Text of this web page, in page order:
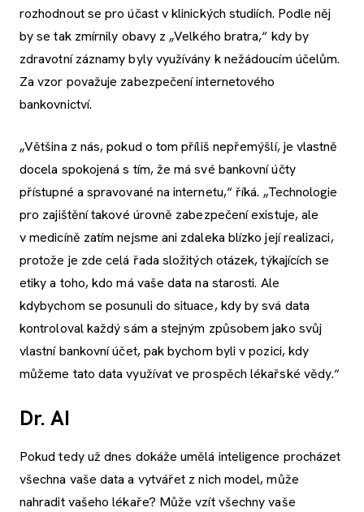
rozhodnout se pro účast v klinických studiích. Podle něj
by se tak zmírnily obavy z „Velkého bratra,“ kdy by
zdravotní záznamy byly využívány k nežádoucím účelům.
Za vzor považuje zabezpečení internetového
bankovnictví.
„Většina z nás, pokud o tom příliš nepřemýšlí, je vlastně
docela spokojená s tím, že má své bankovní účty
přístupné a spravované na internetu,“ říká. „Technologie
pro zajištění takové úrovně zabezpečení existuje, ale
v medicíně zatím nejsme ani zdaleka blízko její realizaci,
protože je zde celá řada složitých otázek, týkajících se
etiky a toho, kdo má vaše data na starosti. Ale
kdybychom se posunuli do situace, kdy by svá data
kontroloval každý sám a stejným způsobem jako svůj
vlastní bankovní účet, pak bychom byli v pozici, kdy
můžeme tato data využívat ve prospěch lékařské vědy.“
Dr. AI
Pokud tedy už dnes dokáže umělá inteligence procházet
všechna vaše data a vytvářet z nich model, může
nahradit vašeho lékaře? Může vzít všechny vaše